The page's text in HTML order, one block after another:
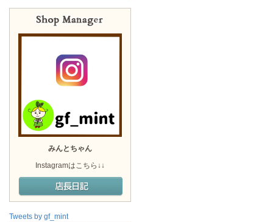
みんとちゃん
Instagramはこちら↓↓
Tweets by gf_mint